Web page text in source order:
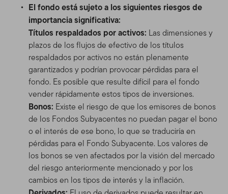
El fondo está sujeto a los siguientes riesgos de
importancia significativa:
Títulos respaldados por activos: Las dimensiones y
plazos de los flujos de efectivo de los títulos
respaldados por activos no están plenamente
garantizados y podrían provocar pérdidas para el
fondo. Es posible que resulte difícil para el fondo
vender rápidamente estos tipos de inversiones.
Bonos: Existe el riesgo de que los emisores de bonos
de los Fondos Subyacentes no puedan pagar el bono
o el interés de ese bono, lo que se traduciría en
pérdidas para el Fondo Subyacente. Los valores de
los bonos se ven afectados por la visión del mercado
del riesgo anteriormente mencionado y por los
cambios en los tipos de interés y la inflación.